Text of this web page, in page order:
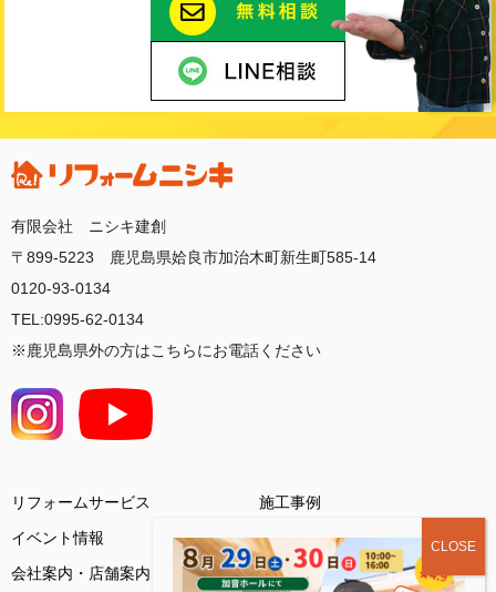
有限会社 ニシキ建創
〒899-5223 鹿児島県姶良市加治木町新生町585-14
0120-93-0134
TEL:0995-62-0134
※鹿児島県外の方はこちらにお電話ください
リフォームサービス
施工事例
イベント情報
会社案内・店舗案内
お客様の声